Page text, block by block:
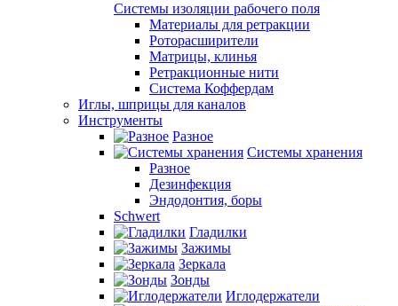
Системы изоляции рабочего поля
Материалы для ретракции
Роторасширители
Матрицы, клинья
Ретракционные нити
Система Коффердам
Иглы, шприцы для каналов
Инструменты
Разное
Системы хранения
Разное
Дезинфекция
Эндодонтия, боры
Schwert
Гладилки
Зажимы
Зеркала
Зонды
Иглодержатели